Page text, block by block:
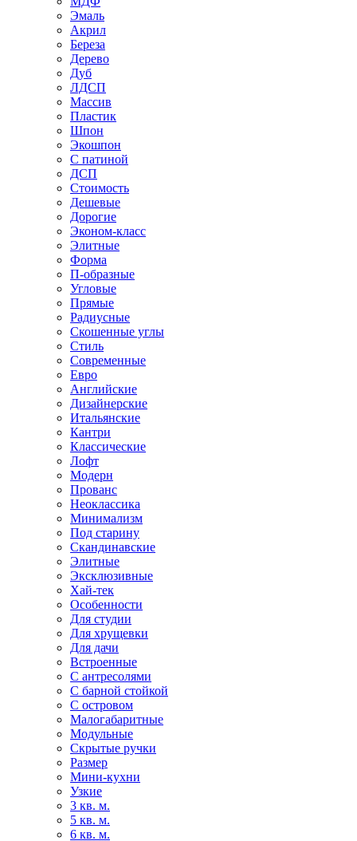
Эмаль
Акрил
Береза
Дерево
Дуб
ЛДСП
Массив
Пластик
Шпон
Экошпон
С патиной
ДСП
Стоимость
Дешевые
Дорогие
Эконом-класс
Элитные
Форма
П-образные
Угловые
Прямые
Радиусные
Скошенные углы
Стиль
Современные
Евро
Английские
Дизайнерские
Итальянские
Кантри
Классические
Лофт
Модерн
Прованс
Неоклассика
Минимализм
Под старину
Скандинавские
Элитные
Эксклюзивные
Хай-тек
Особенности
Для студии
Для хрущевки
Для дачи
Встроенные
С антресолями
С барной стойкой
С островом
Малогабаритные
Модульные
Скрытые ручки
Размер
Мини-кухни
Узкие
3 кв. м.
5 кв. м.
6 кв. м.